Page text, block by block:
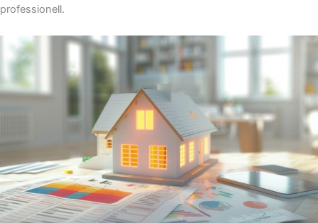
professionell.